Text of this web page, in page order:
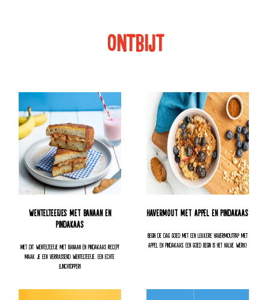
ONTBIJT
Wentelteefjes met banaan en
pindakaas
Met dit wentelteefje met banaan en pindakaas recept
maak je een verrassend wentelteefje. Een echte
lunchtopper!
Havermout met appel en pindakaas
Begin de dag goed met een lekkere havermoutpap met
appel en pindakaas. Een goed begin is het halve werk!